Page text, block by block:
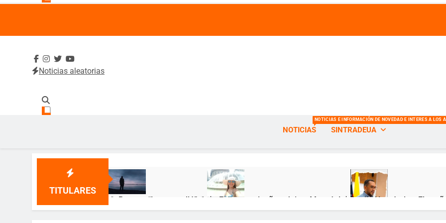
Noticias aleatorias
NOTICIAS
NOTICIAS E INFORMACIÓN DE NOVEDAD E INTERES A LOS
SINTRADEUA
TITULARES
🌹 Poema: “Lo que callé” 🌹
12 Meses Atrás
🎂 ¡Feliz cumpleaños, Jeimy Munzón! 🎂
12 Meses Atrás
Danilo Hernández: El
12 Meses Atrás